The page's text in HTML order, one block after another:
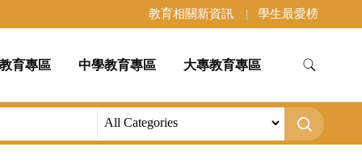
教育相關新資訊 學生最愛榜
育專區 中學教育專區 大專教育專區